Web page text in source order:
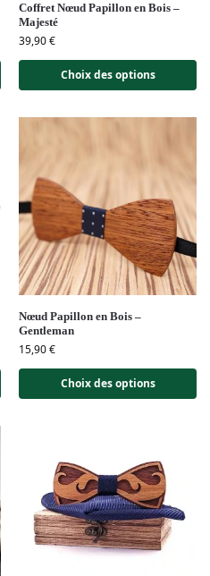
Coffret Nœud Papillon en Bois –
Majesté
39,90€
Choix des options
Nœud Papillon en Bois –
Gentleman
15,90€
Choix des options